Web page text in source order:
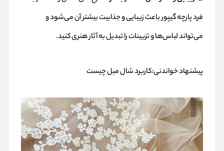
فرد پارچه گیپور باعث زیبایی و جذابیت بیشتر آن می‌شود و
می‌تواند لباس‌ها و تزیینات را تبدیل به آثار هنری کنید.
پیشنهاد خواندنی:کاربرد شال مبل چیست